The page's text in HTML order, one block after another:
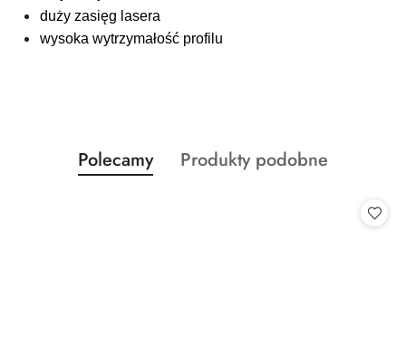
duży zasięg lasera
wysoka wytrzymałość profilu
Pomiń karuzelę produktów
Produkty
o
Polecamy
Produkty
Produkty podobne